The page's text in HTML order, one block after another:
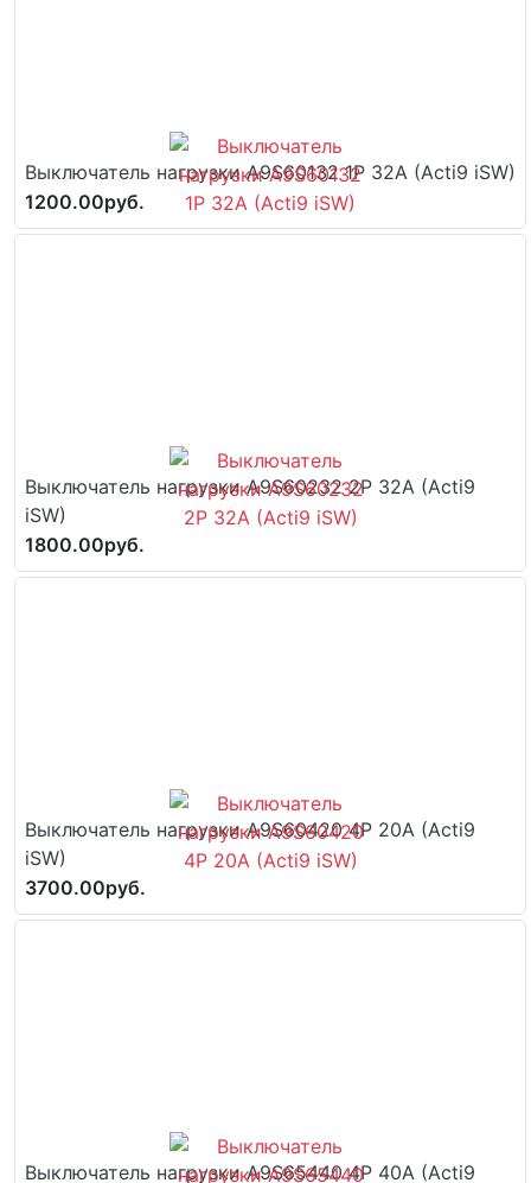
Выключатель нагрузки A9S60132 1P 32A (Acti9 iSW)
1200.00руб.
Выключатель нагрузки A9S60232 2P 32A (Acti9
iSW)
1800.00руб.
Выключатель нагрузки A9S60420 4P 20A (Acti9
iSW)
3700.00руб.
Выключатель нагрузки A9S65440 4P 40A (Acti9